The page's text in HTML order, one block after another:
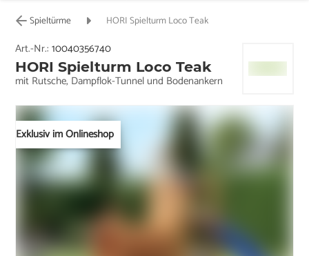
Spieltürme HORI Spielturm Loco Teak
Exklusiv im Onlineshop
Art.-Nr.:10040356740
HORI Spielturm Loco Teak
mit Rutsche, Dampflok-Tunnel und Bodenankern